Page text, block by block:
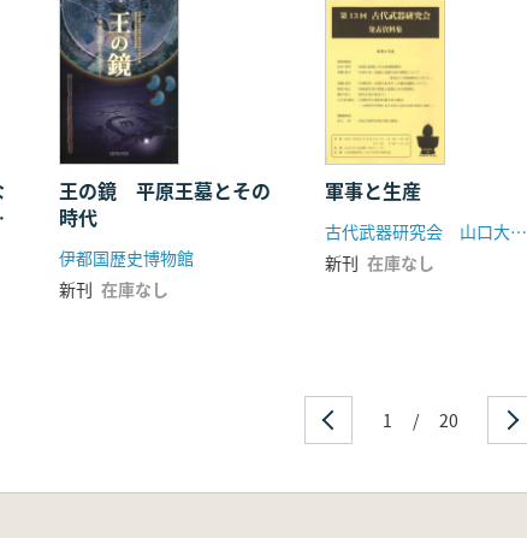
跡の調査
遺構と遺物
跡の調査
遺構と遺物
概要
跡と出土遺物
落の変遷と特徴
を中心とした神埼地域の弥生時代集落群の動向
王の鏡 平原王墓とその
時代
伊都国歴史博物館
新刊 在庫なし
軍事と生産
古代武器研究会 山口大学考古学研究室
新刊 在庫なし
1 / 20